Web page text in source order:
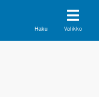
Haku Valikko